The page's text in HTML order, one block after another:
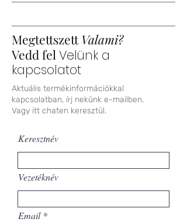
Megtettszett Valami?
Vedd fel Velünk a
kapcsolatot
Aktuális termékinformációkkal
kapcsolatban, írj nekünk e-mailben.
Vagy itt chaten keresztül.
Keresztnév
Vezetéknév
Email